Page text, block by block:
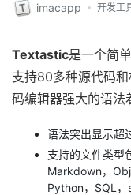
imacapp 开发工
Textastic是一个简
支持80多种源代码
码编辑器强大的语法
语法突出显示超
支持的文件类型
Markdown，
Python，SQL，